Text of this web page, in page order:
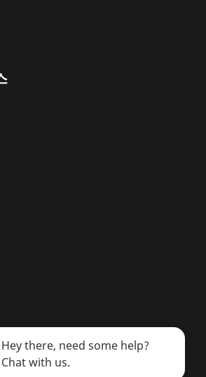
Hey there, need some help?
Chat with us.